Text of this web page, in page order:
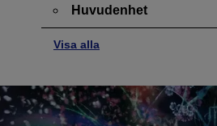
Huvudenhet
Visa alla